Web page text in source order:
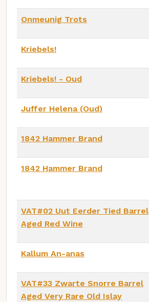
Onmeunig Trots
Kriebels!
Kriebels! - Oud
Juffer Helena (Oud)
1842 Hammer Brand
1842 Hammer Brand
VAT#02 Uut Eerder Tied Barrel
Aged Red Wine
Kallum An-anas
VAT#33 Zwarte Snorre Barrel
Aged Very Rare Old Islay